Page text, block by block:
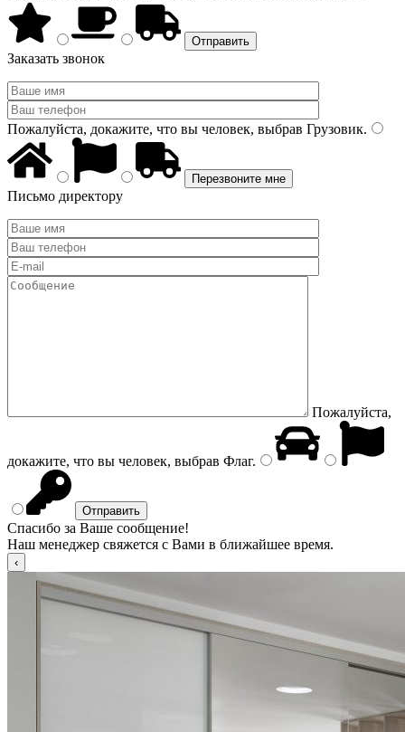
Заказать звонок
Пожалуйста, докажите, что вы человек, выбрав Грузовик.
Письмо директору
Пожалуйста,
докажите, что вы человек, выбрав Флаг.
Спасибо за Ваше сообщение!
Наш менеджер свяжется с Вами в ближайшее время.